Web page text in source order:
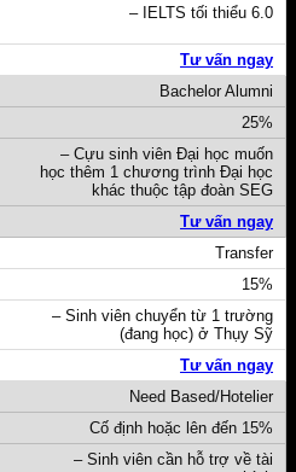
– IELTS tối thiểu 6.0
Tư vấn ngay
Bachelor Alumni
25%
– Cựu sinh viên Đại học muốn
học thêm 1 chương trình Đại học
khác thuộc tập đoàn SEG
Tư vấn ngay
Transfer
15%
– Sinh viên chuyển từ 1 trường
(đang học) ở Thụy Sỹ
Tư vấn ngay
Need Based/Hotelier
Cố định hoặc lên đến 15%
– Sinh viên cần hỗ trợ về tài